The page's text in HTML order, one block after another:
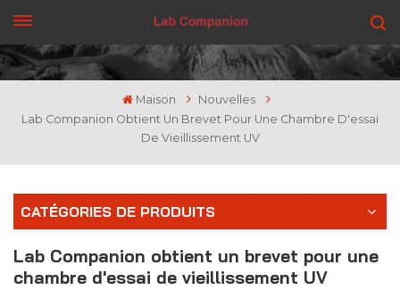
OBTENEZ UN DEVIS
Maison
Nouvelles
Lab Companion Obtient Un Brevet Pour Une Chambre D'essai
De Vieillissement UV
CATÉGORIES DE PRODUITS
Lab Companion obtient un brevet pour une
chambre d'essai de vieillissement UV